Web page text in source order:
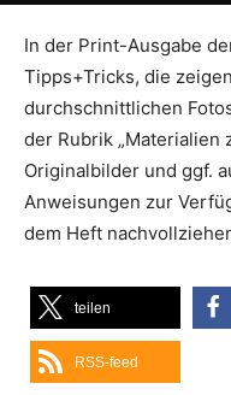
In der Print-Ausgabe
Tipps+Tricks, die
durchschnittlichen
der Rubrik „Materialien
Originalbilder und ggf.
Anweisungen zur
dem Heft
teilen
RSS-feed